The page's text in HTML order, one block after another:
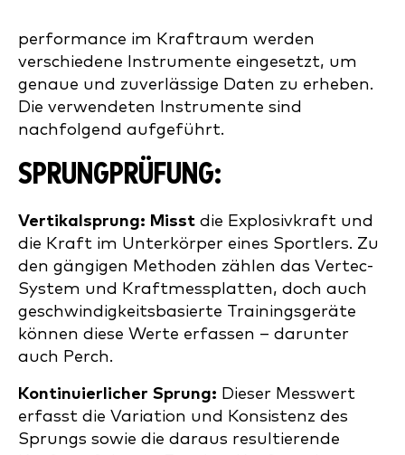
performance im Kraftraum werden
verschiedene Instrumente eingesetzt, um
genaue und zuverlässige Daten zu erheben.
Die verwendeten Instrumente sind
nachfolgend aufgeführt.
SPRUNGPRÜFUNG:
Vertikalsprung: Misst die Explosivkraft und
die Kraft im Unterkörper eines Sportlers. Zu
den gängigen Methoden zählen das Vertec-
System und Kraftmessplatten, doch auch
geschwindigkeitsbasierte Trainingsgeräte
können diese Werte erfassen – darunter
auch Perch.
Kontinuierlicher Sprung: Dieser Messwert
erfasst die Variation und Konsistenz des
Sprungs sowie die daraus resultierende